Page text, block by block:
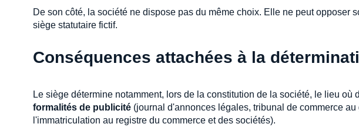
De son côté, la société ne dispose pas du même choix. Elle ne peut opposer
siège statutaire fictif.
Conséquences attachées à la
Le siège détermine notamment, lors de la constitution de la société, le lieu où
formalités de publicité (journal d'annonces légales, tribunal de commerce
l'immatriculation au registre du commerce et des sociétés).